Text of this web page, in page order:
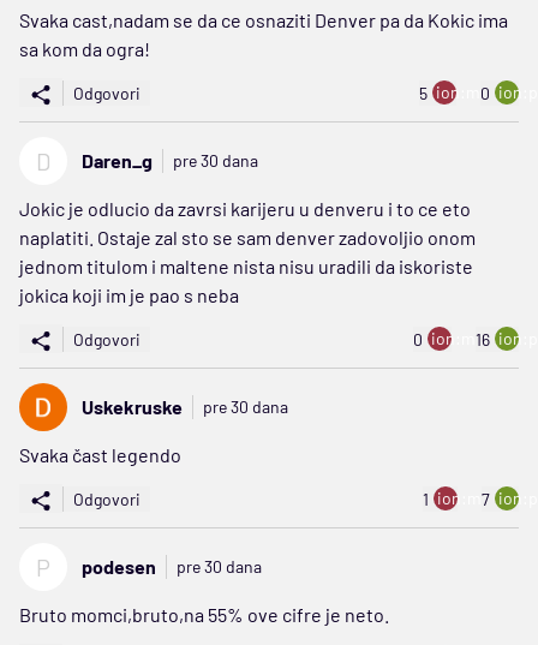
Svaka cast,nadam se da ce osnaziti Denver pa da Kokic ima
sa kom da ogra!
Odgovori 5 ion:minus
0
D Daren_g pre 30 dana
Jokic je odlucio da zavrsi karijeru u denveru i to ce eto
naplatiti. Ostaje zal sto se sam denver zadovoljio onom
jednom titulom i maltene nista nisu uradili da iskoriste
jokica koji im je pao s neba
Odgovori 0 ion:minus
16
Uskekruske pre 30 dana
Svaka čast legendo
Odgovori 1 ion:minus
7
P podesen pre 30 dana
Bruto momci,bruto,na 55% ove cifre je neto.